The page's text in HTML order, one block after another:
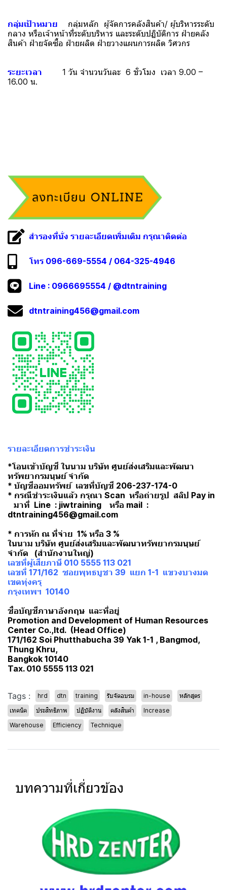
กลุ่มเป้าหมาย กลุ่มหลัก ผู้จัดการคลังสินค้า/ ผู้บริหารระดับ
กลาง หรือเจ้าหน้าที่ระดับบริหาร และระดับปฏิบัติการ ฝ่ายคลัง
สินค้า ฝ่ายจัดซื้อ ฝ่ายผลิต ฝ่ายวางแผนการผลิต วิศวกร
ระยะเวลา 1 วัน จำนวนวันละ 6 ชั่วโมง เวลา 9.00 –
16.00 น.
สำรองที่นั่ง รายละเอียดเพิ่มเติม กรุณาติดต่อ
โทร 096-669-5554 / 064-325-4946
Line : 0966695554 / @dtntraining
dtntraining456@gmail.com
รายละเอียดการชำระเงิน
*โอนเข้าบัญชี ในนาม บริษัท ศูนย์ส่งเสริมและพัฒนา
ทรัพยากรมนุษย์ จำกัด
* บัญชีออมทรัพย์ เลขที่บัญชี 206-237-174-0
* กรณีชำระเงินแล้ว กรุณา Scan หรือถ่ายรูป สลิป Pay in
มาที่ Line : jiwtraining หรือ mail :
dtntraining456@gmail.com
* การหัก ณ ที่จ่าย 1% หรือ 3 %
ในนาม บริษัท ศูนย์ส่งเสริมและพัฒนาทรัพยากรมนุษย์
จำกัด (สำนักงานใหญ่)
เลขที่ผู้เสียภาษี 010 5555 113 021
เลขที่ 171/162 ซอยพุทธบูชา 39 แยก 1-1 แขวงบางมด
เขตทุ่งครุ
กรุงเทพฯ 10140
ชื่อบัญชีภาษาอังกฤษ และที่อยู่
Promotion and Development of Human Resources
Center Co.,ltd. (Head Office)
171/162 Soi Phutthabucha 39 Yak 1-1 , Bangmod,
Thung Khru,
Bangkok 10140
Tax. 010 5555 113 021
Tags : hrd dtn training รับจัดอบรม in-house
หลักสูตร
เทคนิค
ประสิทธิภาพ ปฏิบัติงาน คลังสินค้า
Increase
Warehouse
Efficiency Technique
บทความที่เกี่ยวข้อง